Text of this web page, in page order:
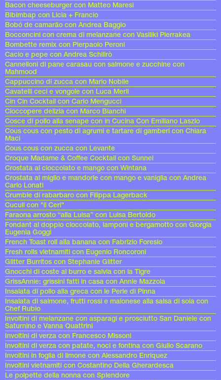
Bacon cheeseburger con Matteo Maresi
Bibimbap con Licia + Francio
Bobó de camarão con Andrea Baggio
Bocconcini con crema di melanzane con Vasiliki Pierrakea
Bombette remix con Pierpaolo Peroni
Cacio e pepe con Andrea Schilirò
Cannelloni di pane carasau con salmone e zucchine con
Mahmood
Cappuccino di zucca con Mario Nobile
Cavatelli ceci e vongole con Luca Merli
Cin Cin Cocktail con Carlo Mengucci
Cioccopere delizia con Marco Bianchi
Cosce di pollo alla senape con in Cucina Con Emiliano Laszlo
Cous cous con pesto di agrumi e tartare di gamberi con Chiara
Maci
Cous cous con zucca con Levante
Croque Madame & Coffee Cocktail con Sunnei
Crostata al cioccolato e mango con Wintana
Crostata al miglio e mandorle con mango e vaniglia con Andrea
Carlo Lonati
Crumble di rabarbaro con Filippa Lagerback
Cuculi con "il Ceri"
Faraona arrosto “alla Luisa” con Luisa Bertoldo
Fondant al doppio cioccolato, lamponi e bergamotto con Giorgia
Eugenia Goggi
French Toast roll alla banana con Fabrizio Foresio
Fresh rolls vietnamiti con Eugenio Roncoroni
Glitter Burritos con Stephanie Glitter
Gnocchi di coste al burro e salvia con la Tigre
GrissAnnie: grissini fatti in casa con Annie Mazzola
Insalata di pollo alla greca con le Perle di Pinna
Insalata di salmone, frutti rossi e maionese alla salsa di soia con
Chef Rubio
Involtini di melanzane con asparagi e prosciutto San Daniele con
Saturnino e Vanna Quattrini
Involtini di verza con Francesco Missoni
Involtini di verza con patate, noci e fontina con Giulio Scarano
Involtini in foglia di limone con Alessandro Enriquez
Involtini vietnamiti con Costantino Della Gherardesca
Le polpette della nonna con Splendore